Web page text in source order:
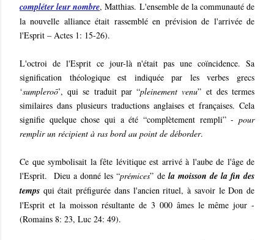
compléter leur nombre, Matthias. L'ensemble de la communauté de
la nouvelle alliance était rassemblé en prévision de l'arrivée de
l'Esprit – Actes 1: 15-26).
L'octroi de l'Esprit ce jour-là n'était pas une coïncidence. Sa
signification théologique est indiquée par les verbes grecs
‘sumpleroō’, qui se traduit par “pleinement venu” et des termes
similaires dans plusieurs traductions anglaises et françaises. Cela
signifie quelque chose qui a été “complètement rempli” - pour
remplir un récipient à ras bord au point de déborder.
Ce que symbolisait la fête lévitique est arrivé à l'aube de l'âge de
l'Esprit. Dieu a donné les “prémices” de la moisson de la fin des
temps qui était préfigurée dans l'ancien rituel, à savoir le Don de
l'Esprit et la moisson résultante de 3 000 âmes le même jour -
(Romains 8: 23, Luc 24: 49).